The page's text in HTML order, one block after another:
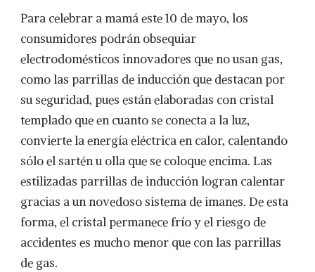
Para celebrar a mamá este 10 de mayo, los
consumidores podrán obsequiar
electrodomésticos innovadores que no usan gas,
como las parrillas de inducción que destacan por
su seguridad, pues están elaboradas con cristal
templado que en cuanto se conecta a la luz,
convierte la energía eléctrica en calor, calentando
sólo el sartén u olla que se coloque encima. Las
estilizadas parrillas de inducción logran calentar
gracias a un novedoso sistema de imanes. De esta
forma, el cristal permanece frío y el riesgo de
accidentes es mucho menor que con las parrillas
de gas.